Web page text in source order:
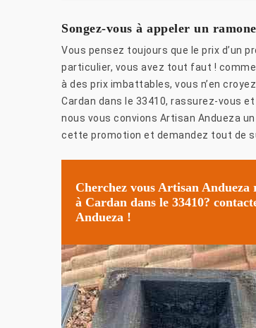
Songez-vous à appeler un
Vous pensez toujours que le prix d’un
particulier, vous avez tout faut !
à des prix imbattables, vous n’en
Cardan dans le 33410, rassurez-vous
nous vous convions Artisan Andueza
cette promotion et demandez tout de
Cherchez vous Artisan Andueza
à Cardan dans le 33410?
Andueza !